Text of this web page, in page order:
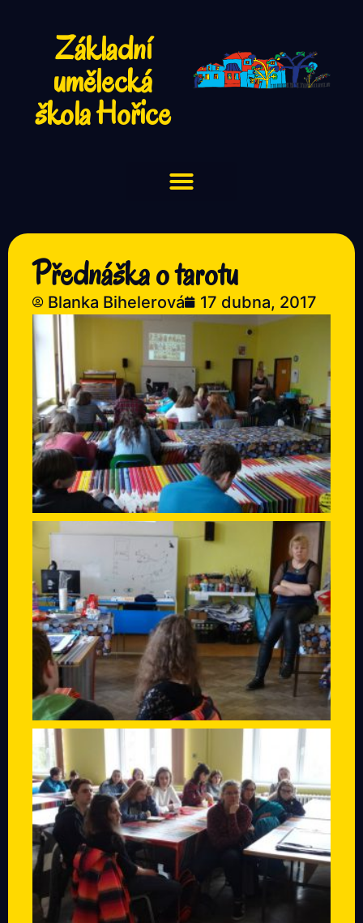
Základní
umělecká
škola Hořice
Přednáška o tarotu
Blanka Bihelerová 17 dubna, 2017